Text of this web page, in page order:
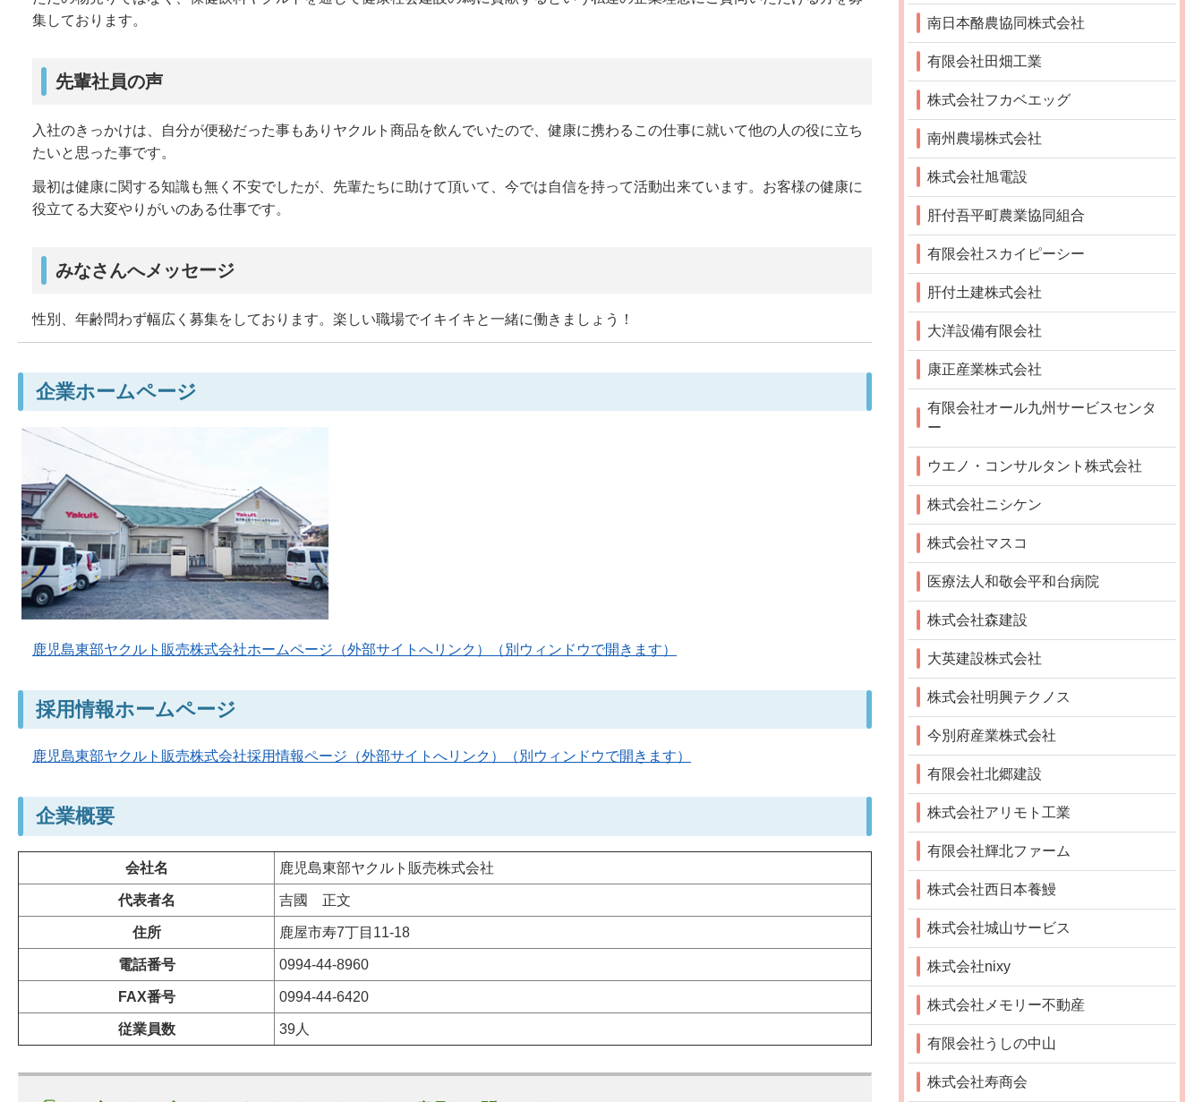
集しております。
先輩社員の声
入社のきっかけは、自分が便秘だった事もありヤクルト商品を飲んでいたので、健康に携わるこの仕事に就いて他の人の役に立ち
たいと思った事です。
最初は健康に関する知識も無く不安でしたが、先輩たちに助けて頂いて、今では自信を持って活動出来ています。お客様の健康に
役立てる大変やりがいのある仕事です。
みなさんへメッセージ
性別、年齢問わず幅広く募集をしております。楽しい職場でイキイキと一緒に働きましょう！
企業ホームページ
鹿児島東部ヤクルト販売株式会社ホームページ（外部サイトへリンク）（別ウィンドウで開きます）
採用情報ホームページ
鹿児島東部ヤクルト販売株式会社採用情報ページ（外部サイトへリンク）（別ウィンドウで開きます）
企業概要
会社名 鹿児島東部ヤクルト販売株式会社
代表者名 吉國 正文
住所 鹿屋市寿7丁目11-18
電話番号 0994-44-8960
FAX番号 0994-44-6420
従業員数 39人
南日本酪農協同株式会社
有限会社田畑工業
株式会社フカベエッグ
南州農場株式会社
株式会社旭電設
肝付吾平町農業協同組合
有限会社スカイピーシー
肝付土建株式会社
大洋設備有限会社
康正産業株式会社
有限会社オール九州サービスセンタ
ー
ウエノ・コンサルタント株式会社
株式会社ニシケン
株式会社マスコ
医療法人和敬会平和台病院
株式会社森建設
大英建設株式会社
株式会社明興テクノス
今別府産業株式会社
有限会社北郷建設
株式会社アリモト工業
有限会社輝北ファーム
株式会社西日本養鰻
株式会社城山サービス
株式会社nixy
株式会社メモリー不動産
有限会社うしの中山
株式会社寿商会